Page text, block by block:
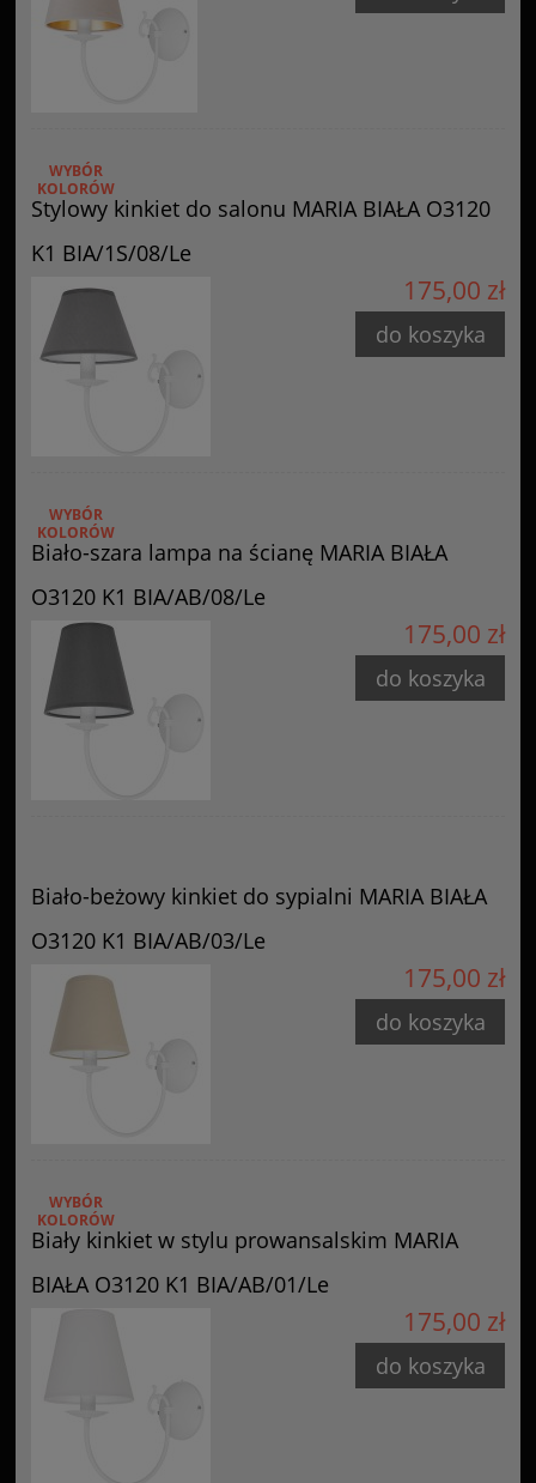
Stylowy kinkiet do salonu MARIA BIAŁA O3120
K1 BIA/1S/08/Le
WYBÓR
KOLORÓW
175,00 zł
do koszyka
Biało-szara lampa na ścianę MARIA BIAŁA
O3120 K1 BIA/AB/08/Le
WYBÓR
KOLORÓW
175,00 zł
do koszyka
Biało-beżowy kinkiet do sypialni MARIA BIAŁA
O3120 K1 BIA/AB/03/Le
175,00 zł
do koszyka
Biały kinkiet w stylu prowansalskim MARIA
BIAŁA O3120 K1 BIA/AB/01/Le
WYBÓR
KOLORÓW
175,00 zł
do koszyka